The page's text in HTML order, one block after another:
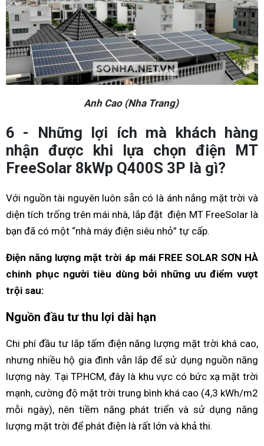
Anh Cao (Nha Trang)
6 - Những lợi ích mà khách hàng
nhận được khi lựa chọn điện MT
FreeSolar 8kWp Q400S 3P là gì?
Với nguồn tài nguyên luôn sẵn có là ánh nắng mặt trời và
diện tích trống trên mái nhà, lắp đặt điện MT FreeSolar là
bạn đã có một “nhà máy điện siêu nhỏ” tự cấp.
Điện năng lượng mặt trời áp mái FREE SOLAR SƠN HÀ
chinh phục người tiêu dùng bởi những ưu điểm vượt
trội sau:
Nguồn đầu tư thu lợi dài hạn
Chi phí đầu tư lắp tấm điện năng lượng mặt trời khá cao,
nhưng nhiều hộ gia đình vẫn lắp để sử dụng nguồn năng
lượng này. Tại TP.HCM, đây là khu vực có bức xạ mặt trời
mạnh, cường độ mặt trời trung bình khá cao (4,3 kWh/m2
mỗi ngày), nên tiềm năng phát triển và sử dụng năng
lượng mặt trời để phát điện là rất lớn và khả thi.